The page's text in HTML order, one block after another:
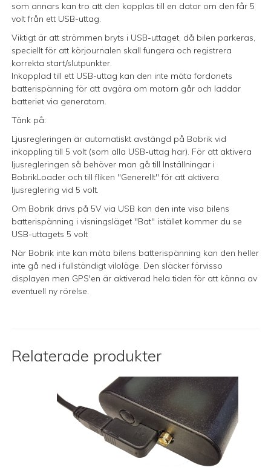
som annars kan tro att den kopplas till en dator om den får 5
volt från ett USB-uttag.
Viktigt är att strömmen bryts i USB-uttaget, då bilen parkeras,
speciellt för att körjournalen skall fungera och registrera
korrekta start/slutpunkter.
Inkopplad till ett USB-uttag kan den inte mäta fordonets
batterispänning för att avgöra om motorn går och laddar
batteriet via generatorn.
Tänk på:
Ljusregleringen är automatiskt avstängd på Bobrik vid
inkoppling till 5 volt (som alla USB-uttag har). För att aktivera
ljusregleringen så behöver man gå till Inställningar i
BobrikLoader och till fliken "Generellt" för att aktivera
ljusreglering vid 5 volt.
Om Bobrik drivs på 5V via USB kan den inte visa bilens
batterispänning i visningsläget "Bat" istället kommer du se
USB-uttagets 5 volt
När Bobrik inte kan mäta bilens batterispänning kan den heller
inte gå ned i fullständigt viloläge. Den släcker förvisso
displayen men GPS'en är aktiverad hela tiden för att känna av
eventuell ny rörelse.
Relaterade produkter